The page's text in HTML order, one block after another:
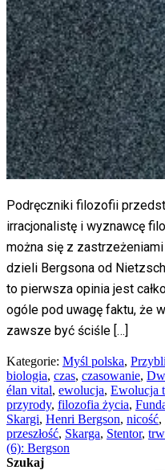
Podręczniki filozofii
irracjonalistę i wyznawcę
można się z
dzieli Bergsona od
to pierwsza opinia jest
ogóle pod uwagę faktu, że
zawsze być ściśle […]
Kategorie: Myśl polska,
biologia, czas, czasowanie,
élan vital, ewolucja, Ewolucja
przyrody, filozofia życia,
Skargi, Henri Bergson, nicość,
przeszłość, Skarga, Stentor,
(6): Bergson
Szukaj